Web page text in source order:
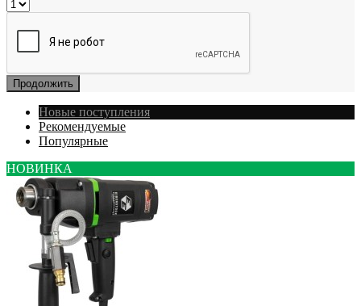
Продолжить
Новые поступления
Рекомендуемые
Популярные
НОВИНКА